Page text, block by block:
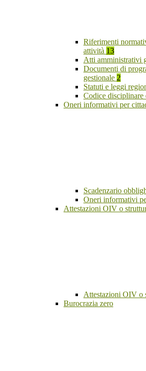
Riferimenti
attività 13
Atti amministrativi
Documenti di
gestionale 2
Statuti e leggi
Codice disciplinare
Oneri informativi per
Scadenzario
Oneri informativi
Attestazioni OIV o
Attestazioni OIV o
Burocrazia zero